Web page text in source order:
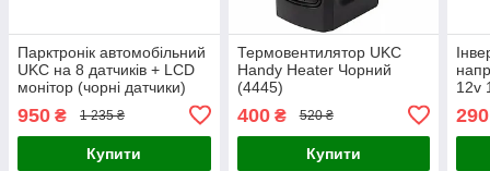
Парктронік автомобільний
UKC на 8 датчиків + LCD
монітор (чорні датчики)
950 ₴ 1 235 ₴
Купити
Термовентилятор UKC
Handy Heater Чорний
(4445)
400₴ 520 ₴
Купити
12v
290